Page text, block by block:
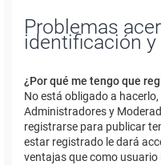
Problemas
identificación
¿Por qué me tengo que
No está obligado a
Administradores y
registrarse para publicar
estar registrado le dará
ventajas que como